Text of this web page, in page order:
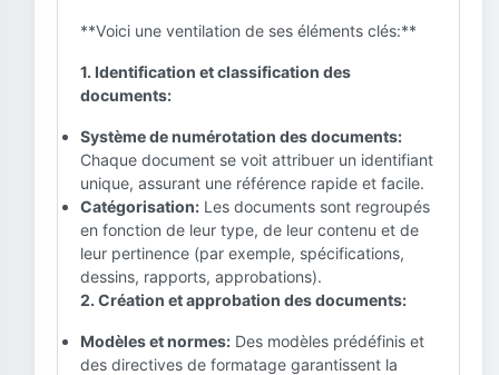
**Voici une ventilation de ses éléments clés:**
1. Identification et classification des
documents:
Système de numérotation des documents:
Chaque document se voit attribuer un identifiant
unique, assurant une référence rapide et facile.
Catégorisation: Les documents sont regroupés
en fonction de leur type, de leur contenu et de
leur pertinence (par exemple, spécifications,
dessins, rapports, approbations).
2. Création et approbation des documents:
Modèles et normes: Des modèles prédéfinis et
des directives de formatage garantissent la